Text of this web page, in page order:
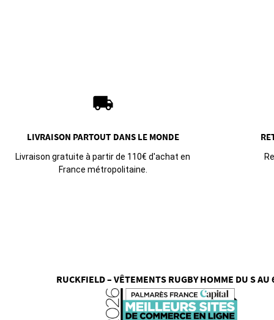
local_shipping
LIVRAISON PARTOUT DANS LE MONDE
Livraison gratuite à partir de 110€ d'achat en
France métropolitaine.
RUCKFIELD – VÊTEMENTS RUGBY HOMME DU S AU